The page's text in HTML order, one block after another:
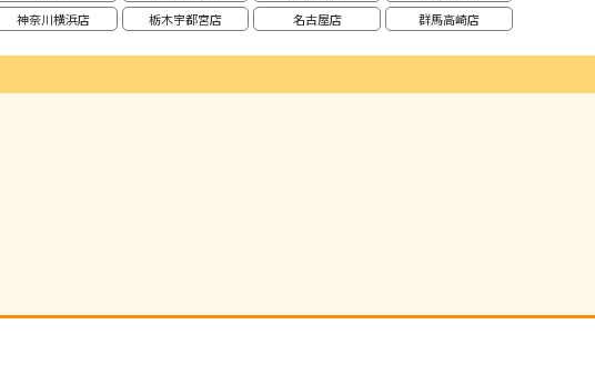
神奈川横浜店
栃木宇都宮店
名古屋店
群馬高崎店